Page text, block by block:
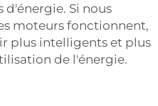
Si nous
moteurs fonctionnent,
plus intelligents et plus
de l'énergie.